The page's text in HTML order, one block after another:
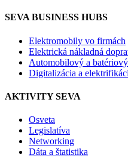
SEVA BUSINESS HUBS
Elektromobily vo firmách
Elektrická nákladná
Automobilový a
Digitalizácia a
AKTIVITY SEVA
Osveta
Legislatíva
Networking
Dáta a štatistika